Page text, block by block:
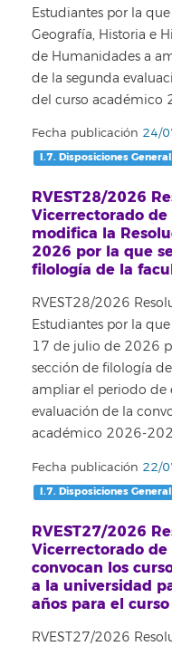
Estudiantes por la
Geografía, Historia e
de Humanidades a
de la segunda
del curso académico
Fecha publicación 24/
I.7. Disposiciones
RVEST28/2026
Vicerrectorado
modifica la
2026 por la que
filología de la
RVEST28/2026
Estudiantes por la
17 de julio de 2026
sección de filología
ampliar el periodo de
evaluación de la
académico 2026-
Fecha publicación 22/
I.7. Disposiciones
RVEST27/2026
Vicerrectorado
convocan los
a la universidad
años para el
RVEST27/2026